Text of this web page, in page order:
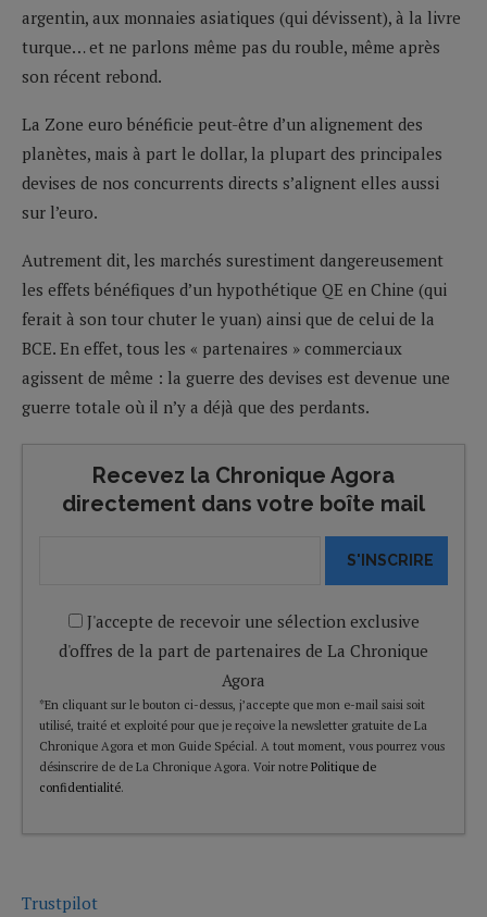
argentin, aux monnaies asiatiques (qui dévissent), à la livre
turque… et ne parlons même pas du rouble, même après
son récent rebond.
La Zone euro bénéficie peut-être d’un alignement des
planètes, mais à part le dollar, la plupart des principales
devises de nos concurrents directs s’alignent elles aussi
sur l’euro.
Autrement dit, les marchés surestiment dangereusement
les effets bénéfiques d’un hypothétique QE en Chine (qui
ferait à son tour chuter le yuan) ainsi que de celui de la
BCE. En effet, tous les « partenaires » commerciaux
agissent de même : la guerre des devises est devenue une
guerre totale où il n’y a déjà que des perdants.
Recevez la Chronique Agora
directement dans votre boîte mail
S'INSCRIRE
J'accepte de recevoir une sélection exclusive
d'offres de la part de partenaires de La Chronique
Agora
*En cliquant sur le bouton ci-dessus, j’accepte que mon e-mail saisi soit
utilisé, traité et exploité pour que je reçoive la newsletter gratuite de La
Chronique Agora et mon Guide Spécial. A tout moment, vous pourrez vous
désinscrire de de La Chronique Agora. Voir notre Politique de
confidentialité.
Trustpilot